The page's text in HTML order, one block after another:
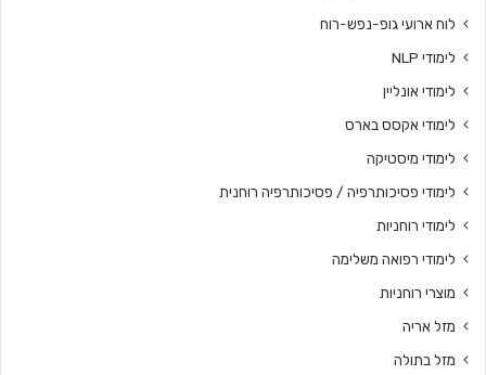
לוח ארועי גופ-נפש-רוח
לימודי NLP
לימודי אונליין
לימודי אקסס בארס
לימודי מיסטיקה
לימודי פסיכותרפיה / פסיכותרפיה רוחנית
לימודי רוחניות
לימודי רפואה משלימה
מוצרי רוחניות
מזל אריה
מזל בתולה